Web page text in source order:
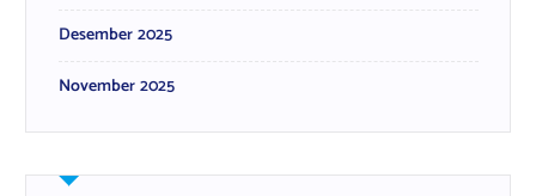
Desember 2025
November 2025